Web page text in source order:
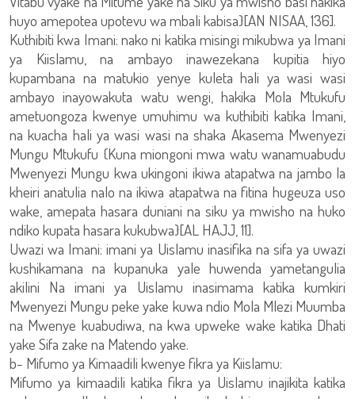
huyo amepotea upotevu wa mbali kabisa}[AN NISAA, 136].
Kuthibiti kwa Imani: nako ni katika misingi mikubwa ya Imani
ya Kiislamu, na ambayo inawezekana kupitia hiyo
kupambana na matukio yenye kuleta hali ya wasi wasi
ambayo inayowakuta watu wengi, hakika Mola Mtukufu
ametuongoza kwenye umuhimu wa kuthibiti katika Imani,
na kuacha hali ya wasi wasi na shaka Akasema Mwenyezi
Mungu Mtukufu {Kuna miongoni mwa watu wanamuabudu
Mwenyezi Mungu kwa ukingoni ikiwa atapatwa na jambo la
kheiri anatulia nalo na ikiwa atapatwa na fitina hugeuza uso
wake, amepata hasara duniani na siku ya mwisho na huko
ndiko kupata hasara kukubwa}[AL HAJJ, 11].
Uwazi wa Imani: imani ya Uislamu inasifika na sifa ya uwazi
kushikamana na kupanuka yale huwenda yametangulia
akilini Na imani ya Uislamu inasimama katika kumkiri
Mwenyezi Mungu peke yake kuwa ndio Mola Mlezi Muumba
na Mwenye kuabudiwa, na kwa upweke wake katika Dhati
yake Sifa zake na Matendo yake.
b- Mifumo ya Kimaadili kwenye fikra ya Kiislamu:
Mifumo ya kimaadili katika fikra ya Uislamu inajikita katika